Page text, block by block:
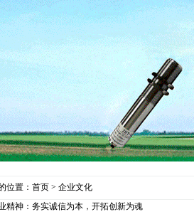
位置：首页 > 企业文化
精神：务实诚信为本，开拓创新为魂